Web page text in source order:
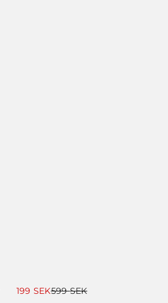
599SEK
Det
199 SEK
Det